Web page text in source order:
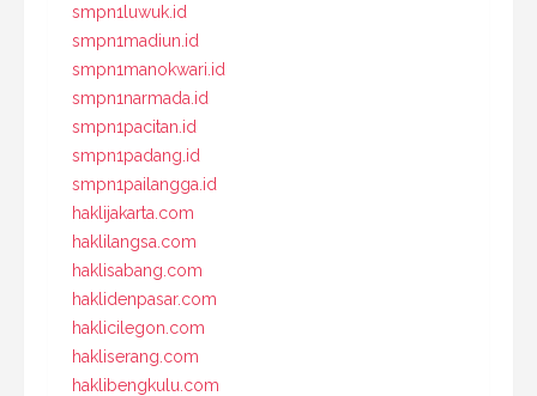
smpn1luwuk.id
smpn1madiun.id
smpn1manokwari.id
smpn1narmada.id
smpn1pacitan.id
smpn1padang.id
smpn1pailangga.id
haklijakarta.com
haklilangsa.com
haklisabang.com
haklidenpasar.com
haklicilegon.com
hakliserang.com
haklibengkulu.com